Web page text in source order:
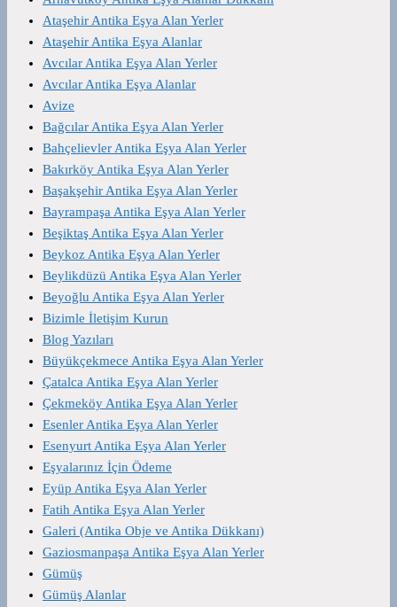
Ataşehir Antika Eşya Alan Yerler
Ataşehir Antika Eşya Alanlar
Avcılar Antika Eşya Alan Yerler
Avcılar Antika Eşya Alanlar
Avize
Bağcılar Antika Eşya Alan Yerler
Bahçelievler Antika Eşya Alan Yerler
Bakırköy Antika Eşya Alan Yerler
Başakşehir Antika Eşya Alan Yerler
Bayrampaşa Antika Eşya Alan Yerler
Beşiktaş Antika Eşya Alan Yerler
Beykoz Antika Eşya Alan Yerler
Beylikdüzü Antika Eşya Alan Yerler
Beyoğlu Antika Eşya Alan Yerler
Bizimle İletişim Kurun
Blog Yazıları
Büyükçekmece Antika Eşya Alan Yerler
Çatalca Antika Eşya Alan Yerler
Çekmeköy Antika Eşya Alan Yerler
Esenler Antika Eşya Alan Yerler
Esenyurt Antika Eşya Alan Yerler
Eşyalarınız İçin Ödeme
Eyüp Antika Eşya Alan Yerler
Fatih Antika Eşya Alan Yerler
Galeri (Antika Obje ve Antika Dükkanı)
Gaziosmanpaşa Antika Eşya Alan Yerler
Gümüş
Gümüş Alanlar